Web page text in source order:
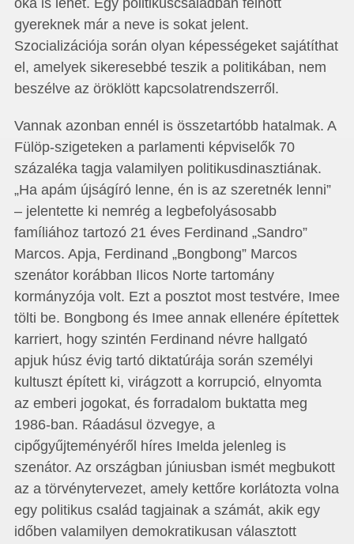
oka is lehet. Egy politikuscsaládban felnőtt
gyereknek már a neve is sokat jelent.
Szocializációja során olyan képességeket sajátíthat
el, amelyek sikeresebbé teszik a politikában, nem
beszélve az öröklött kapcsolatrendszerről.
Vannak azonban ennél is összetartóbb hatalmak. A
Fülöp-szigeteken a parlamenti képviselők 70
százaléka tagja valamilyen politikusdinasztiának.
„Ha apám újságíró lenne, én is az szeretnék lenni”
– jelentette ki nemrég a legbefolyásosabb
famíliához tartozó 21 éves Ferdinand „Sandro”
Marcos. Apja, Ferdinand „Bongbong” Marcos
szenátor korábban Ilicos Norte tartomány
kormányzója volt. Ezt a posztot most testvére, Imee
tölti be. Bongbong és Imee annak ellenére építettek
karriert, hogy szintén Ferdinand névre hallgató
apjuk húsz évig tartó diktatúrája során személyi
kultuszt épített ki, virágzott a korrupció, elnyomta
az emberi jogokat, és forradalom buktatta meg
1986-ban. Ráadásul özvegye, a
cipőgyűjteményéről híres Imelda jelenleg is
szenátor. Az országban júniusban ismét megbukott
az a törvénytervezet, amely kettőre korlátozta volna
egy politikus család tagjainak a számát, akik egy
időben valamilyen demokratikusan választott